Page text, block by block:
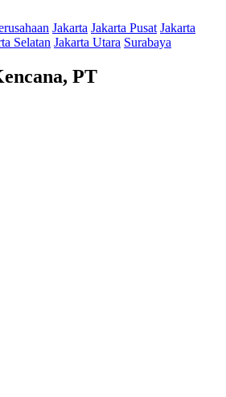
Jakarta Jakarta Pusat Jakarta
Selatan Jakarta Utara Surabaya
PT